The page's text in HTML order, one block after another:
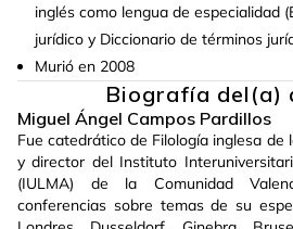
inglés como lengua de especialidad
jurídico y Diccionario de términos
Murió en 2008
Biografía del(a)
Miguel Ángel Campos Pardillos
Fue catedrático de Filología inglesa de
y director del Instituto
(IULMA) de la Comunidad
conferencias sobre temas de su